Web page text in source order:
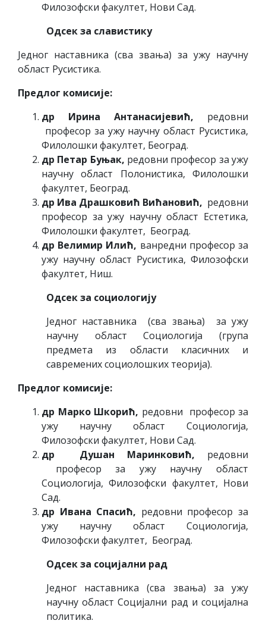
Филозофски факултет, Нови Сад.
Одсек за славистику
Једног наставника (сва звања) за ужу научну
област Русистика.
Предлог комисије:
др Ирина Антанасијевић, редовни
професор за ужу научну област Русистика,
Филолошки факултет, Београд.
др Петар Буњак, редовни професор за ужу
научну област Полонистика, Филолошки
факултет, Београд.
др Ива Драшковић Вићановић, редовни
професор за ужу научну област Естетика,
Филолошки факултет, Београд.
др Велимир Илић, ванредни професор за
ужу научну област Русистика, Филозофски
факултет, Ниш.
Одсек за социологију
Једног наставника (сва звања) за ужу
научну област Социологија (група
предмета из области класичних и
савремених социолошких теорија).
Предлог комисије:
др Марко Шкорић, редовни професор за
ужу научну област Социологија,
Филозофски факултет, Нови Сад.
др Душан Маринковић, редовни
професор за ужу научну област
Социологија, Филозофски факултет, Нови
Сад.
др Ивана Спасић, редовни професор за
ужу научну област Социологија,
Филозофски факултет, Београд.
Одсек за социјални рад
Једног наставника (сва звања) за ужу
научну област Социјални рад и социјална
политика.